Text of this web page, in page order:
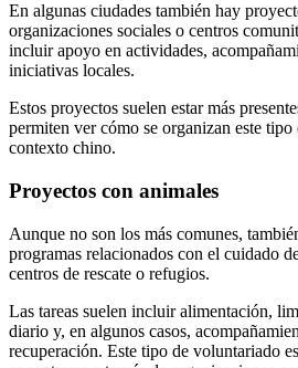
En algunas ciudades también hay
organizaciones sociales o centros
incluir apoyo en actividades,
iniciativas locales.
Estos proyectos suelen estar más
permiten ver cómo se organizan este
contexto chino.
Proyectos con animales
Aunque no son los más comunes,
programas relacionados con el cuidado
centros de rescate o refugios.
Las tareas suelen incluir alimentación,
diario y, en algunos casos,
recuperación. Este tipo de voluntariado